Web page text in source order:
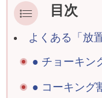
目次
八王子で
末路」
よくある「放
● チョーキン
● コーキング